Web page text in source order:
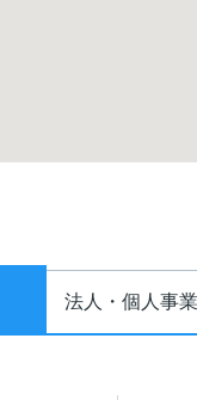
法人・個人事